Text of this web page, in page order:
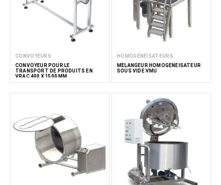
CONVOYEURS
CONVOYEUR POUR LE
TRANSPORT DE PRODUITS EN
VRAC 400 X 1500 MM
HOMOGÉNÉISATEURS
MÉLANGEUR HOMOGÉNÉISATEUR
SOUS VIDE VMU